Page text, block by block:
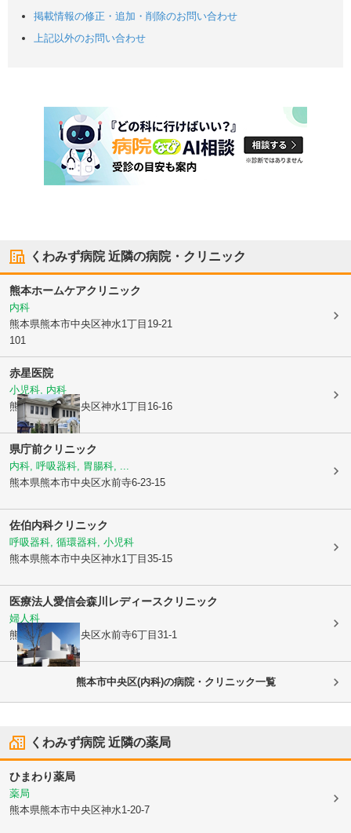
掲載情報の修正・追加・削除のお問い合わせ
上記以外のお問い合わせ
くわみず病院近隣の病院・クリニック
熊本ホームケアクリニック
内科
熊本県熊本市中央区神水1丁目19-21
101
赤星医院
小児科, 内科
熊本県熊本市中央区神水1丁目16-16
県庁前クリニック
内科, 呼吸器科, 胃腸科, ...
熊本県熊本市中央区水前寺6-23-15
佐伯内科クリニック
呼吸器科, 循環器科, 小児科
熊本県熊本市中央区神水1丁目35-15
医療法人愛信会森川レディースクリニック
婦人科
熊本県熊本市中央区水前寺6丁目31-1
熊本市中央区(内科)の病院・クリニック一覧
くわみず病院近隣の薬局
ひまわり薬局
薬局
熊本県熊本市中央区神水1-20-7